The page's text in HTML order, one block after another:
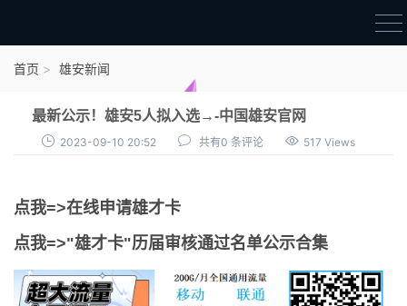
点我申领雄才卡
雄才卡资讯
雄安新闻
首页 雄安新闻
最新公示！雄安5人拟入选→-中国雄安官网
2023-09-10 20:52 共有0 条评论 517 Views
点我=>在线申请雄才卡
点我=>"雄才卡"历届审核通过名单公示合集